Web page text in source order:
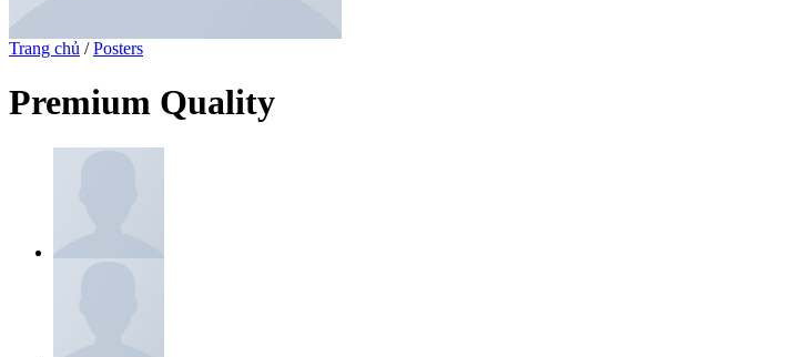
Trang chủ / Posters
Premium Quality